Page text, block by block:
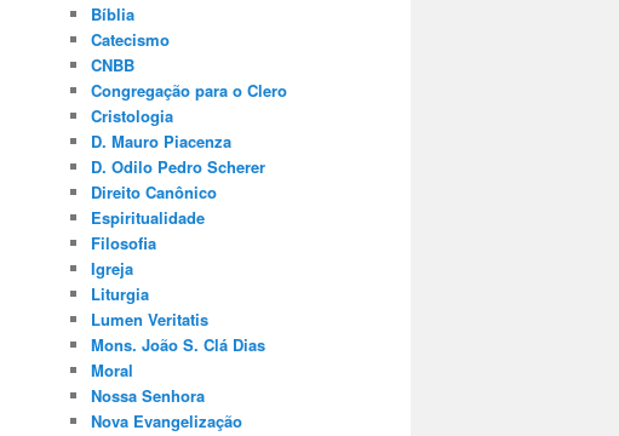
Bíblia
Catecismo
CNBB
Congregação para o Clero
Cristologia
D. Mauro Piacenza
D. Odilo Pedro Scherer
Direito Canônico
Espiritualidade
Filosofia
Igreja
Liturgia
Lumen Veritatis
Mons. João S. Clá Dias
Moral
Nossa Senhora
Nova Evangelização